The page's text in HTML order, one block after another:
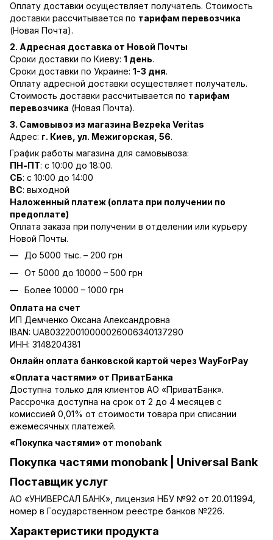
Оплату доставки осуществляет получатель. Стоимость
доставки рассчитывается по тарифам перевозчика
(Новая Почта).
2. Адресная доставка от Новой Почты
Сроки доставки по Киеву: 1 день.
Сроки доставки по Украине: 1-3 дня.
Оплату адресной доставки осуществляет получатель.
Стоимость доставки рассчитывается по тарифам
перевозчика (Новая Почта).
3. Самовывоз из магазина Bezpeka Veritas
Адрес: г. Киев, ул. Межигорская, 56.
График работы магазина для самовывоза:
ПН-ПТ: с 10:00 до 18:00.
СБ: с 10:00 до 14:00
ВС: выходной
Наложенный платеж (оплата при получении по
предоплате)
Оплата заказа при получении в отделении или курьеру
Новой Почты.
До 5000 тыс. – 200 грн
От 5000 до 10000 – 500 грн
Более 10000 – 1000 грн
Оплата на счет
ИП Демченко Оксана Александровна
IBAN: UA803220010000026006340137290
ИНН: 3148204381
Онлайн оплата банковской картой через WayForPay
«Оплата частями» от ПриватБанка
Доступна только для клиентов АО «ПриватБанк».
Рассрочка доступна на срок от 2 до 4 месяцев с
комиссией 0,01% от стоимости товара при списании
ежемесячных платежей.
«Покупка частями» от monobank
Покупка частями monobank | Universal Bank
Поставщик услуг
АО «УНИВЕРСАЛ БАНК», лицензия НБУ №92 от 20.01.1994,
номер в Государственном реестре банков №226.
Характеристики продукта